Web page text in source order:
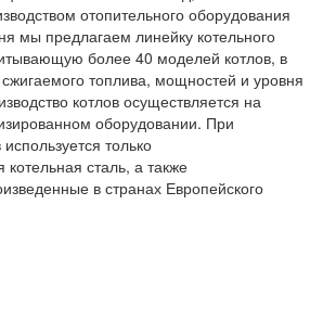
отопительного оборудования
мы предлагаем линейку котельного
более 40 моделей котлов, в
топлива, мощностей и уровня
котлов осуществляется на
оборудовании. При
только
сталь, а также
в странах Европейского